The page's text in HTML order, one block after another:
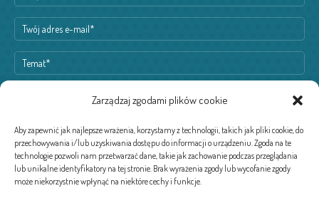
Zarządzaj zgodami plików cookie
Aby zapewnić jak najlepsze wrażenia, korzystamy z technologii, takich jak pliki cookie, do
przechowywania i/lub uzyskiwania dostępu do informacji o urządzeniu. Zgoda na te
technologie pozwoli nam przetwarzać dane, takie jak zachowanie podczas przeglądania
lub unikalne identyfikatory na tej stronie. Brak wyrażenia zgody lub wycofanie zgody
może niekorzystnie wpłynąć na niektóre cechy i funkcje.